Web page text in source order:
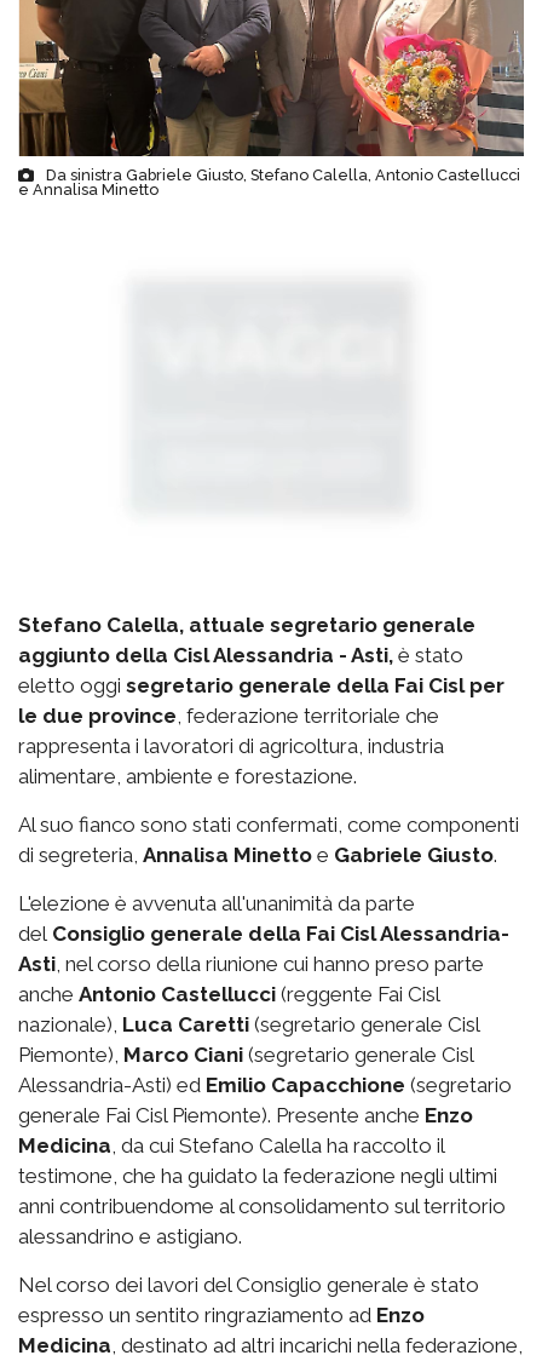
Da sinistra Gabriele Giusto, Stefano Calella, Antonio Castellucci
e Annalisa Minetto
Stefano Calella, attuale segretario generale
aggiunto della Cisl Alessandria - Asti, è stato
eletto oggi segretario generale della Fai Cisl per
le due province, federazione territoriale che
rappresenta i lavoratori di agricoltura, industria
alimentare, ambiente e forestazione.
Al suo fianco sono stati confermati, come componenti
di segreteria, Annalisa Minetto e Gabriele Giusto.
L'elezione è avvenuta all'unanimità da parte
del Consiglio generale della Fai Cisl Alessandria-
Asti, nel corso della riunione cui hanno preso parte
anche Antonio Castellucci (reggente Fai Cisl
nazionale), Luca Caretti (segretario generale Cisl
Piemonte), Marco Ciani (segretario generale Cisl
Alessandria-Asti) ed Emilio Capacchione (segretario
generale Fai Cisl Piemonte). Presente anche Enzo
Medicina, da cui Stefano Calella ha raccolto il
testimone, che ha guidato la federazione negli ultimi
anni contribuendome al consolidamento sul territorio
alessandrino e astigiano.
Nel corso dei lavori del Consiglio generale è stato
espresso un sentito ringraziamento ad Enzo
Medicina, destinato ad altri incarichi nella federazione,